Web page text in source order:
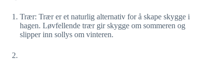
Trær: Trær er et naturlig alternativ for å skape skygge i
hagen. Løvfellende trær gir skygge om sommeren og
slipper inn sollys om vinteren.